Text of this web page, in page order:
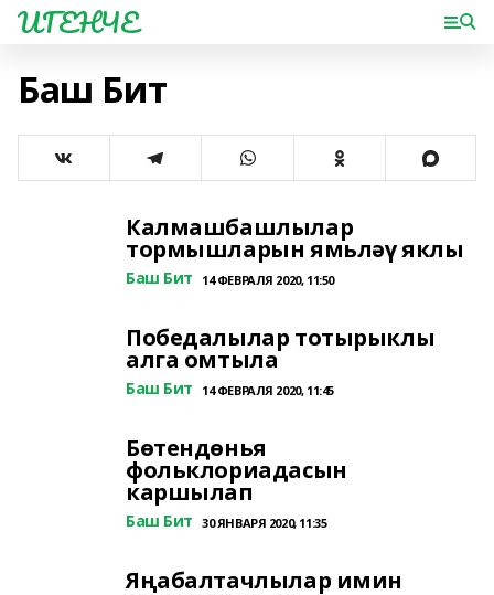
ИГЕНЧЕ
Баш Бит
Калмашбашлылар
тормышларын ямьләү яклы
Баш Бит 14 ФЕВРАЛЯ 2020, 11:50
Победалылар тотырыклы
алга омтыла
Баш Бит 14 ФЕВРАЛЯ 2020, 11:45
Бөтендөнья
фольклориадасын
каршылап
Баш Бит 30 ЯНВАРЯ 2020, 11:35
Яңабалтачлылар имин